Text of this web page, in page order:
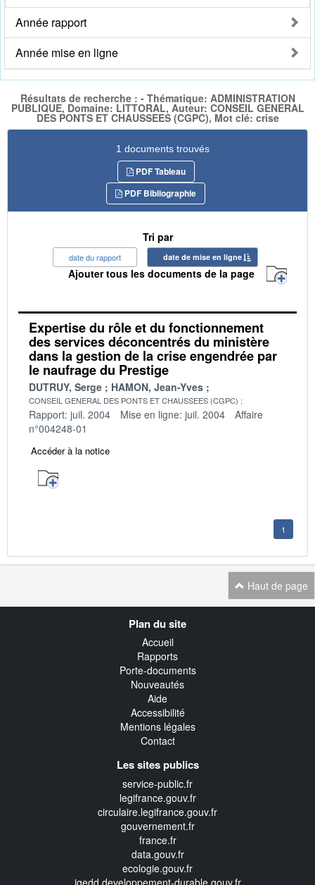
Année rapport
Année mise en ligne
Résultats de recherche : - Thématique: ADMINISTRATION
PUBLIQUE, Domaine: LITTORAL, Auteur: CONSEIL GENERAL
DES PONTS ET CHAUSSEES (CGPC), Mot clé: crise
1 documents trouvés
PDF Tableau
PDF Bibliographie
Tri par
date du rapport date de mise en ligne
Ajouter tous les documents de la page
Expertise du rôle et du fonctionnement
des services déconcentrés du ministère
dans la gestion de la crise engendrée par
le naufrage du Prestige
DUTRUY, Serge HAMON, Jean-Yves
CONSEIL GENERAL DES PONTS ET CHAUSSEES (CGPC)
Rapport: juil. 2004 Mise en ligne: juil. 2004
Affaire
n°004248-01
Accéder à la notice
1
Haut de page
Plan du site
Accueil
Rapports
Porte-documents
Nouveautés
Aide
Accessibilité
Mentions légales
Contact
Les sites publics
service-public.fr
legifrance.gouv.fr
circulaire.legifrance.gouv.fr
gouvernement.fr
france.fr
data.gouv.fr
ecologie.gouv.fr
igedd.developpement-durable.gouv.fr